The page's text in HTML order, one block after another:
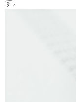
す。